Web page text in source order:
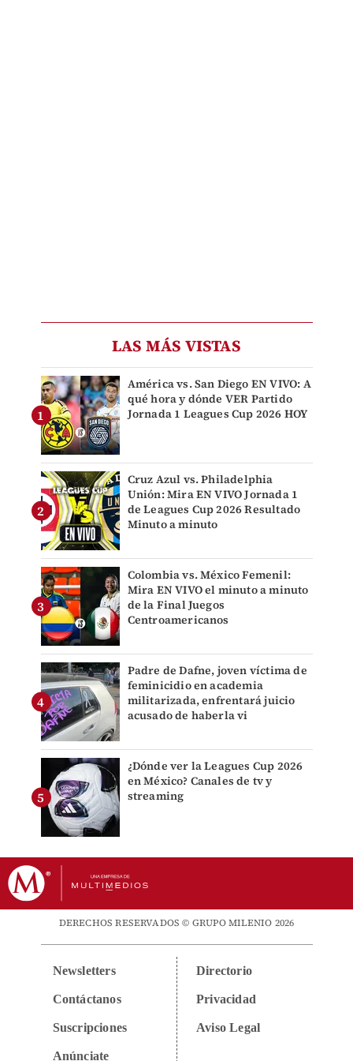
LAS MÁS VISTAS
América vs. San Diego EN VIVO: A
qué hora y dónde VER Partido
Jornada 1 Leagues Cup 2026 HOY
Cruz Azul vs. Philadelphia
Unión: Mira EN VIVO Jornada 1
de Leagues Cup 2026 Resultado
Minuto a minuto
Colombia vs. México Femenil:
Mira EN VIVO el minuto a minuto
de la Final Juegos
Centroamericanos
Padre de Dafne, joven víctima de
feminicidio en academia
militarizada, enfrentará juicio
acusado de haberla vi
¿Dónde ver la Leagues Cup 2026
en México? Canales de tv y
streaming
DERECHOS RESERVADOS © GRUPO MILENIO 2026
Newsletters
Contáctanos
Suscripciones
Anúnciate
Directorio
Privacidad
Aviso Legal